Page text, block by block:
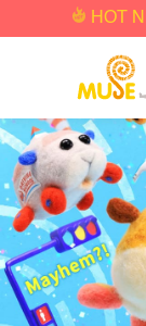
HOT
Musim Baru!!